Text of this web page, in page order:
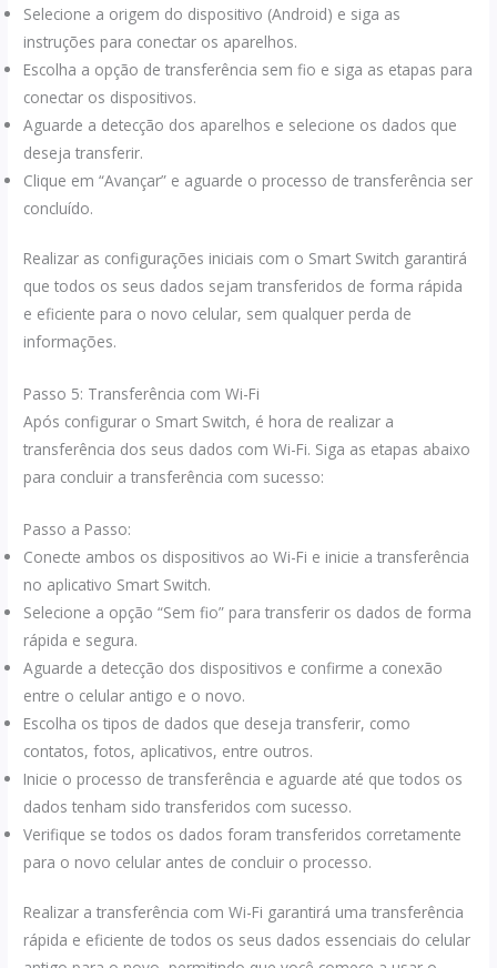
Selecione a origem do dispositivo (Android) e siga as
instruções para conectar os aparelhos.
Escolha a opção de transferência sem fio e siga as etapas para
conectar os dispositivos.
Aguarde a detecção dos aparelhos e selecione os dados que
deseja transferir.
Clique em “Avançar” e aguarde o processo de transferência ser
concluído.
Realizar as configurações iniciais com o Smart Switch garantirá
que todos os seus dados sejam transferidos de forma rápida
e eficiente para o novo celular, sem qualquer perda de
informações.
Passo 5: Transferência com Wi-Fi
Após configurar o Smart Switch, é hora de realizar a
transferência dos seus dados com Wi-Fi. Siga as etapas abaixo
para concluir a transferência com sucesso:
Passo a Passo:
Conecte ambos os dispositivos ao Wi-Fi e inicie a transferência
no aplicativo Smart Switch.
Selecione a opção “Sem fio” para transferir os dados de forma
rápida e segura.
Aguarde a detecção dos dispositivos e confirme a conexão
entre o celular antigo e o novo.
Escolha os tipos de dados que deseja transferir, como
contatos, fotos, aplicativos, entre outros.
Inicie o processo de transferência e aguarde até que todos os
dados tenham sido transferidos com sucesso.
Verifique se todos os dados foram transferidos corretamente
para o novo celular antes de concluir o processo.
Realizar a transferência com Wi-Fi garantirá uma transferência
rápida e eficiente de todos os seus dados essenciais do celular